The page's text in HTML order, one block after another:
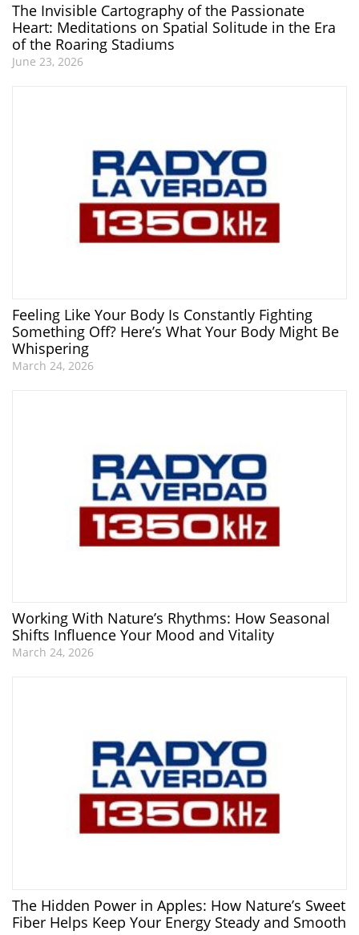
The Invisible Cartography of the Passionate
Heart: Meditations on Spatial Solitude in the Era
of the Roaring Stadiums
June 23, 2026
Feeling Like Your Body Is Constantly Fighting
Something Off? Here’s What Your Body Might Be
Whispering
March 24, 2026
Working With Nature’s Rhythms: How Seasonal
Shifts Influence Your Mood and Vitality
March 24, 2026
The Hidden Power in Apples: How Nature’s Sweet
Fiber Helps Keep Your Energy Steady and Smooth